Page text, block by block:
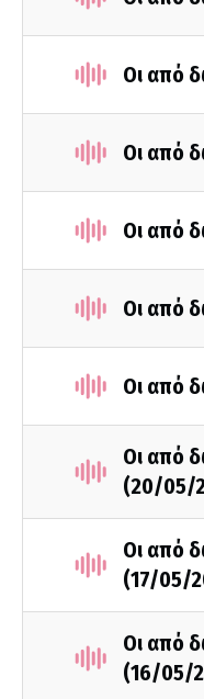
Οι από
Οι από
Οι από
Οι από
Οι από
Οι από
(20/05/
Οι από
(17/05/
Οι από
(16/05/